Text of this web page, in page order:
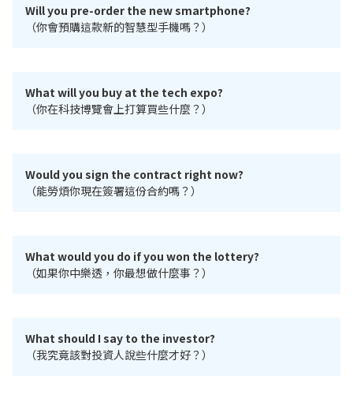
Will you pre-order the new smartphone?
（你會預購這款新的智慧型手機嗎？）
What will you buy at the tech expo?
（你在科技博覽會上打算買些什麼？）
Would you sign the contract right now?
（能勞煩你現在簽署這份合約嗎？）
What would you do if you won the lottery?
（如果你中樂透，你最想做什麼事？）
What should I say to the investor?
（我究竟該對投資人說些什麼才好？）